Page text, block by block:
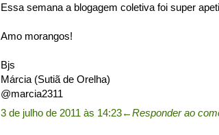
Essa semana a blogagem coletiva foi super
Amo morangos!
Bjs
Márcia (Sutiã de Orelha)
@marcia2311
3 de julho de 2011 às 14:23←Responder ao